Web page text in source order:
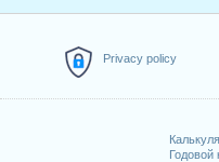
Privacy policy
Годовой